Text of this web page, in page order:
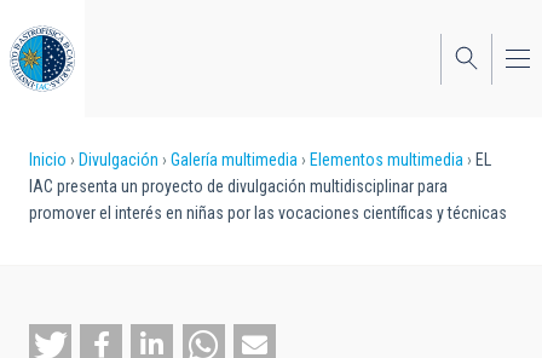
al
contenido
principal
Sobrescribir
enlaces
a
Inicio Divulgación Galería multimedia Elementos multimedia
EL
IAC presenta un proyecto de divulgación multidisciplinar para
promover el interés en niñas por las vocaciones científicas y técnicas